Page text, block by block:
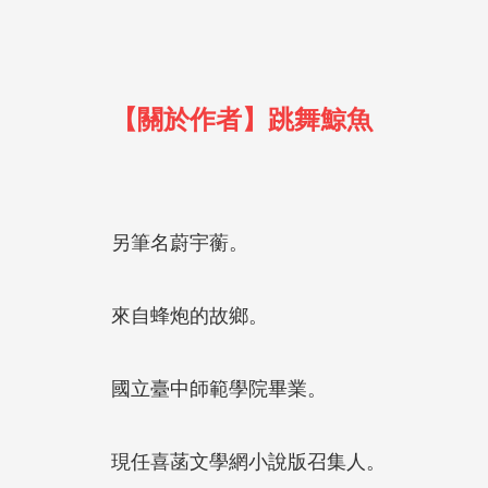
【關於作者】跳舞鯨魚
另筆名蔚宇蘅。
來自蜂炮的故鄉。
國立臺中師範學院畢業。
現任喜菡文學網小說版召集人。